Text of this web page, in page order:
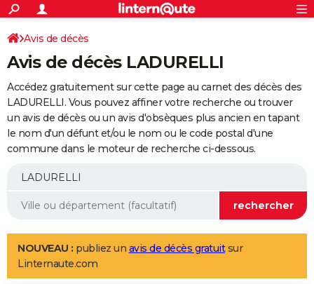
ACTUALITÉS
Politique
Société
Faits Divers
Education
Monde
Villes
+
SPORT
Coupe du monde 2026
Football
Tennis
Cyclisme
Rugby
Forum
Programme TV
TNTStreaming
Cinéma
Sorties cinéma
Musique
+
FINANCE
Impôts
Immobilier
Risques naturels par ville
Banque
Assurance
Crédit
AUTO
Essais
Réserver un essai
Citadines
Berlines
SUV
Forum auto
+
Mobiles
Meilleur smartphone
Internet
Ordinateurs
Jeux vidéo
Guide high-tech
Aménagement intérieur
LIFESTYLE
Art de vivre
Bien-être
Loisirs
Mode
Modes de vie
Avis de décès
Avis de décès LADURELLI
Accédez gratuitement sur cette page au carnet des décès des
LADURELLI. Vous pouvez affiner votre recherche ou trouver
un avis de décès ou un avis d'obsèques plus ancien en tapant
le nom d'un défunt et/ou le nom ou le code postal d'une
commune dans le moteur de recherche ci-dessous.
NOUVEAU : publiez un avis de décès gratuitsur
Linternaute.com